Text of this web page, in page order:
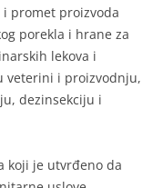
promet proizvoda
porekla i hrane za
lekova i
veterini i proizvodnju,
dezinsekciju i
koji je utvrđeno da